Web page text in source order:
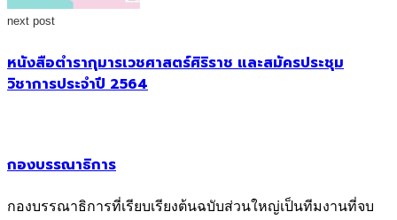
next post
หนังสือตำรากุมารเวชศาสตร์ศิริราช และสมัครประชุม
วิชาการประจำปี 2564
กองบรรณาธิการ
กองบรรณาธิการที่เรียบเรียงต้นฉบับส่วนใหญ่เป็นทีมงานที่จบ